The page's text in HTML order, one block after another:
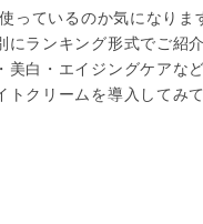
っているのか気になりま
ランキング形式でご紹介
白・エイジングケアな
トクリームを導入してみ